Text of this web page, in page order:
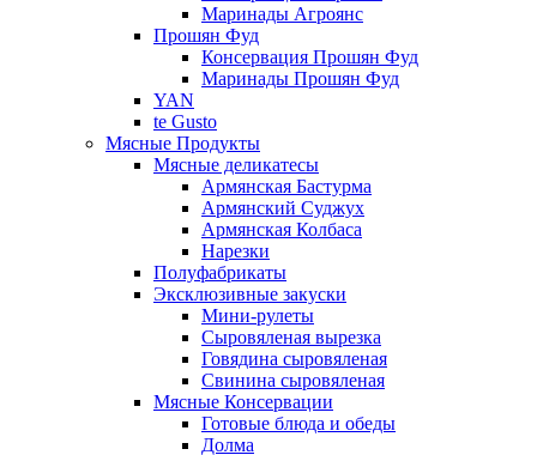
Маринады Агроянс
Прошян Фуд
Консервация Прошян Фуд
Маринады Прошян Фуд
YAN
te Gusto
Мясные Продукты
Мясные деликатесы
Армянская Бастурма
Армянский Суджух
Армянская Колбаса
Нарезки
Полуфабрикаты
Эксклюзивные закуски
Мини-рулеты
Сыровяленая вырезка
Говядина сыровяленая
Свинина сыровяленая
Мясные Консервации
Готовые блюда и обеды
Долма